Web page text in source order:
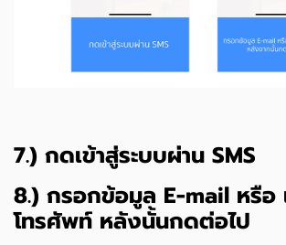
7.) กดเข้าสู่ระบบผ่าน SMS
8.) กรอกข้อมูล E-mail หรือ
โทรศัพท์ หลังนั้นกดต่อไป